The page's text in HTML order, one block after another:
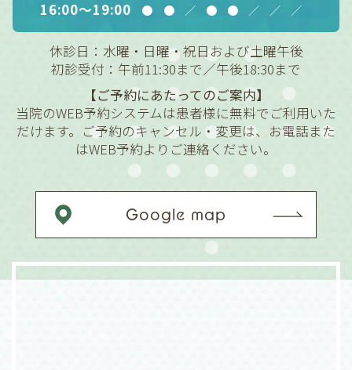
16:00～19:00 ● ● ／ ● ● ／ ／ ／
休診日：水曜・日曜・祝日および土曜午後
初診受付：午前11:30まで／午後18:30まで
【ご予約にあたってのご案内】
当院のWEB予約システムは患者様に無料でご利用いた
だけます。ご予約のキャンセル・変更は、お電話また
はWEB予約よりご連絡ください。
Google map